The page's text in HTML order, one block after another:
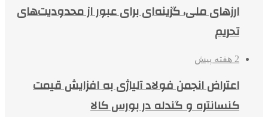
ارزهای ملی، گزینه‌ای برای عبور از محدودیت‌های
تحریم
2 هفته پیش
اعتراض انجمن فولاد آلیاژی به افزایش قیمت
کنسانتره و گندله در بورس کالا